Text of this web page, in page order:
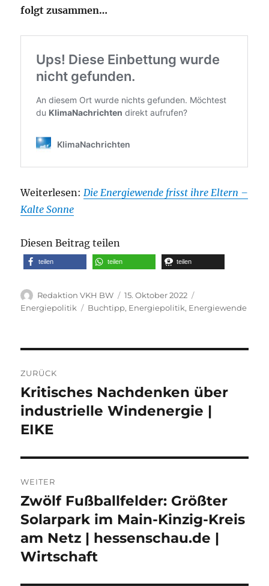
folgt zusammen…
Weiterlesen: Die Energiewende frisst ihre Eltern –
Kalte Sonne
Diesen Beitrag teilen
teilen teilen teilen
Autor
Redaktion VKH BW
Veröffentlicht
am
15. Oktober 2022
Energiepolitik
Schlagwörter
Buchtipp, Energiepolitik, Energiewende
ZURÜCK
Vorheriger
Beitrag:
Kritisches Nachdenken über
industrielle Windenergie |
EIKE
WEITER
Nächster
Beitrag:
Zwölf Fußballfelder: Größter
Solarpark im Main-Kinzig-Kreis
am Netz | hessenschau.de |
Wirtschaft